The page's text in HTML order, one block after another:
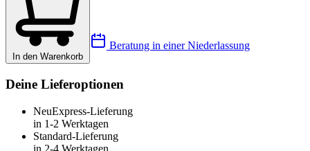
In den Warenkorb
Beratung in einer Niederlassung
Deine Lieferoptionen
NeuExpress-Lieferung
in 1-2 Werktagen
Standard-Lieferung
in 2-4 Werktagen